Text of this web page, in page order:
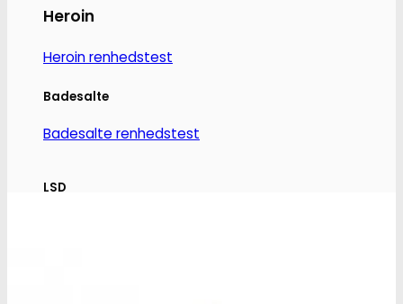
Heroin
Heroin renhedstest
Badesalte
Badesalte renhedstest
LSD